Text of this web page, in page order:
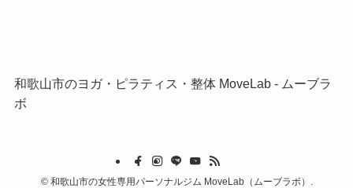
和歌山市のヨガ・ピラティス・整体 MoveLab ‐ ムーブラ
ボ
©和歌山市の女性専用パーソナルジム MoveLab（ムーブラボ）.